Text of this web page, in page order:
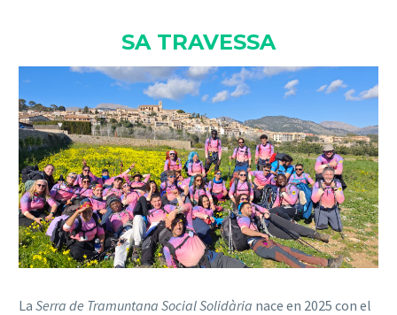
SA TRAVESSA
La Serra de Tramuntana Social Solidària nace en 2025 con el